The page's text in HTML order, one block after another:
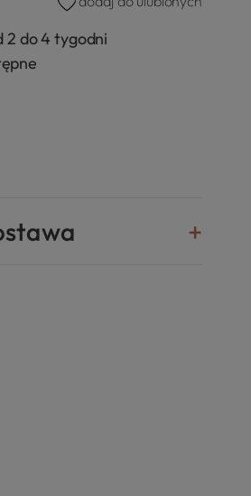
2 do 4 tygodni